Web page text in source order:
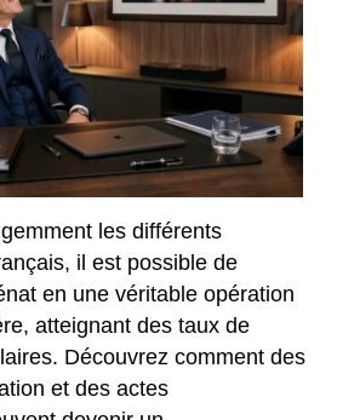
les différents
il est possible de
en une véritable opération
atteignant des taux de
Découvrez comment des
et des actes